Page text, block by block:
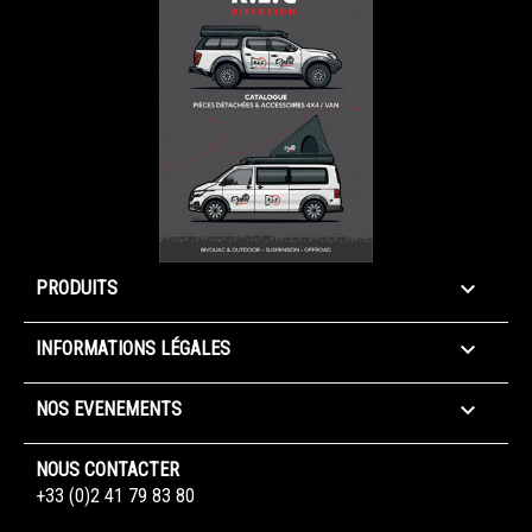
PRODUITS 
INFORMATIONS LÉGALES 
NOS EVENEMENTS 
NOUS CONTACTER
+33 (0)2 41 79 83 80